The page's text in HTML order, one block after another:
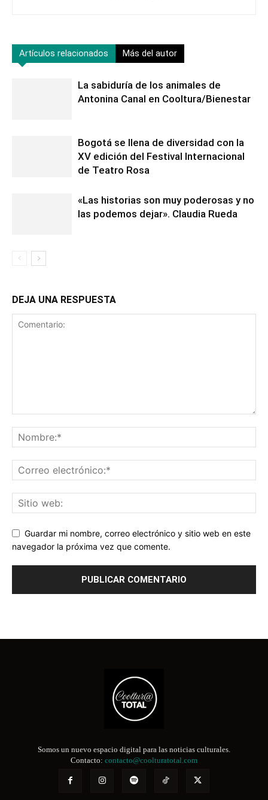
Artículos relacionados Más del autor
La sabiduría de los animales de
Antonina Canal en Cooltura/Bienestar
Bogotá se llena de diversidad con la
XV edición del Festival Internacional
de Teatro Rosa
«Las historias son muy poderosas y no
las podemos dejar». Claudia Rueda
DEJA UNA RESPUESTA
Guardar mi nombre, correo electrónico y sitio web en este
navegador la próxima vez que comente.
Somos un nuevo espacio digital para las noticias culturales.
Contacto: contacto@coolturatotal.com